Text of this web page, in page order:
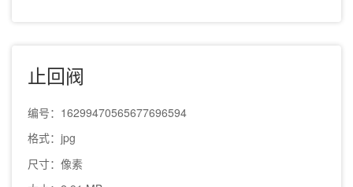
止回阀
编号：16299470565677696594
格式：jpg
尺寸：像素